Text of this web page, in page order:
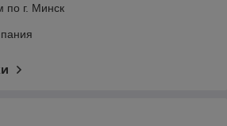
по г. Минск